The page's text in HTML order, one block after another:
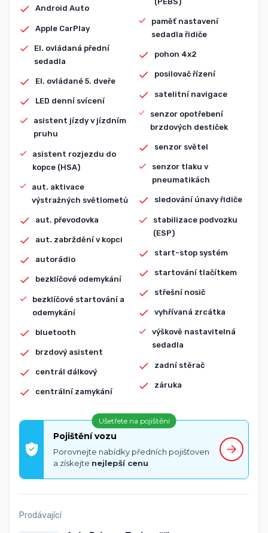
Android Auto
Apple CarPlay
El. ovládaná přední
sedadla
El. ovládané 5. dveře
LED denní svícení
asistent jízdy v jízdním
pruhu
asistent rozjezdu do
kopce (HSA)
aut. aktivace
výstražných světlometů
aut. převodovka
aut. zabrždění v kopci
autorádio
bezklíčové odemykání
bezklíčové startování a
odemykání
bluetooth
brzdový asistent
centrál dálkový
centrální zamykání
paměť nastavení
sedadla řidiče
pohon 4x2
posilovač řízení
satelitní navigace
senzor opotřebení
brzdových destiček
senzor světel
senzor tlaku v
pneumatikách
sledování únavy řidiče
stabilizace podvozku
(ESP)
start-stop systém
startování tlačítkem
střešní nosič
vyhřívaná zrcátka
výškově nastavitelná
sedadla
zadní stěrač
záruka
Ušetřete na pojištění
Pojištění vozu
Porovnejte nabídky předních pojišťoven
a získejte nejlepší cenu
Prodávající